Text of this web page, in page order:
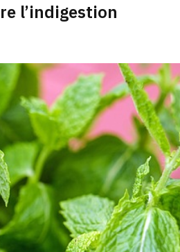
l’indigestion